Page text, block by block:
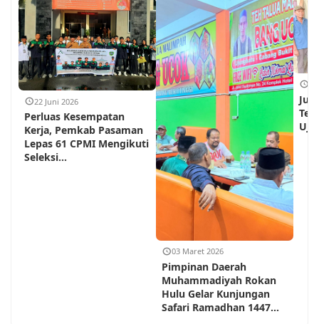
22 Juni 2026
Perluas Kesempatan
Kerja, Pemkab Pasaman
Lepas 61 CPMI Mengikuti
Seleksi...
03 Maret 2026
Pimpinan Daerah
Muhammadiyah Rokan
Hulu Gelar Kunjungan
Safari Ramadhan 1447...